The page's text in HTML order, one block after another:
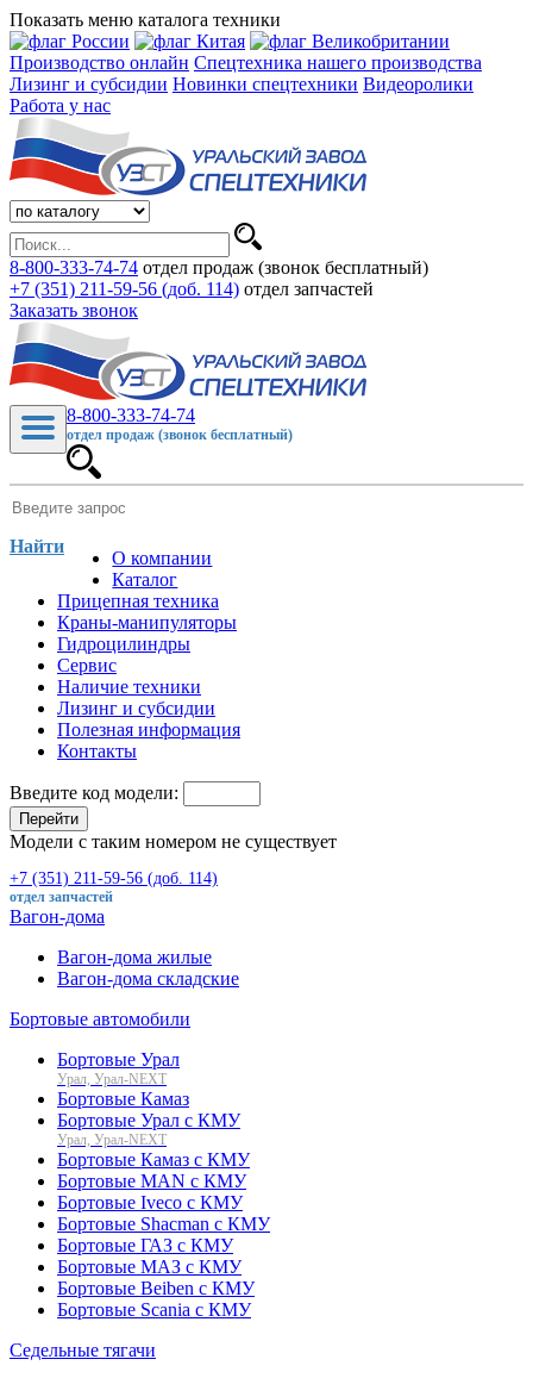
Показать меню каталога техники
Производство онлайн Спецтехника нашего производства
Лизинг и субсидии Новинки спецтехники Видеоролики
Работа у нас
8-800-333-74-74 отдел продаж (звонок бесплатный)
+7 (351) 211-59-56 (доб. 114) отдел запчастей
Заказать звонок
8-800-333-74-74
отдел продаж (звонок бесплатный)
Найти
О компании
Каталог
Прицепная техника
Краны-манипуляторы
Гидроцилиндры
Сервис
Наличие техники
Лизинг и субсидии
Полезная информация
Контакты
Введите код модели:
Перейти
Модели с таким номером не существует
+7 (351) 211-59-56 (доб. 114)
отдел запчастей
Вагон-дома
Вагон-дома жилые
Вагон-дома складские
Бортовые автомобили
Бортовые Урал
Урал, Урал-NEXT
Бортовые Камаз
Бортовые Урал с КМУ
Урал, Урал-NEXT
Бортовые Камаз с КМУ
Бортовые MAN с КМУ
Бортовые Iveco с КМУ
Бортовые Shacman с КМУ
Бортовые ГАЗ с КМУ
Бортовые МАЗ с КМУ
Бортовые Beiben с КМУ
Бортовые Scania с КМУ
Седельные тягачи